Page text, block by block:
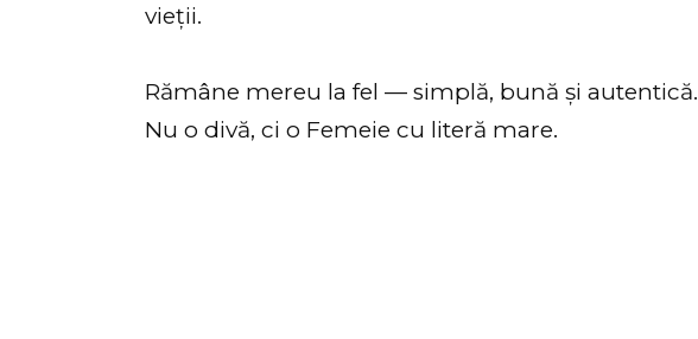
vieții.
Rămâne mereu la fel — simplă, bună și autentică.
Nu o divă, ci o Femeie cu literă mare.